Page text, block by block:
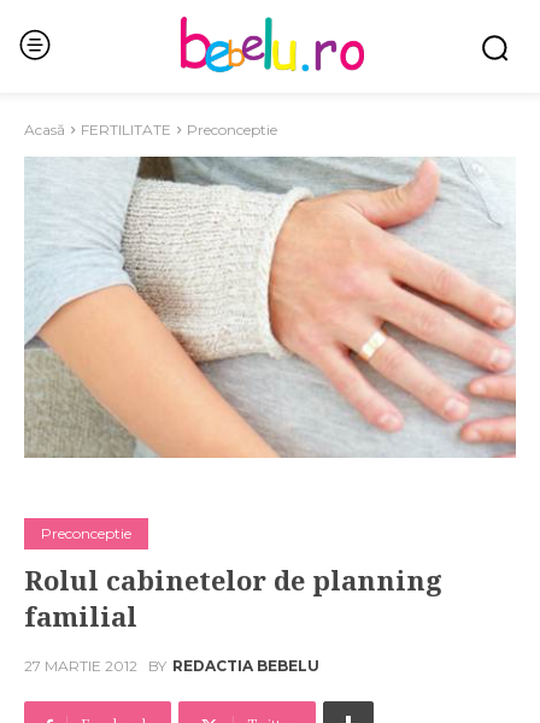
Acasă FERTILITATE Preconceptie
Preconceptie
Rolul cabinetelor de planning
familial
27 MARTIE 2012 BY REDACTIA BEBELU